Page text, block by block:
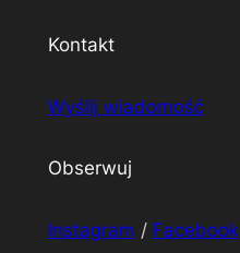
Kontakt
Wyślij wiadomość
Obserwuj
Instagram / Facebook